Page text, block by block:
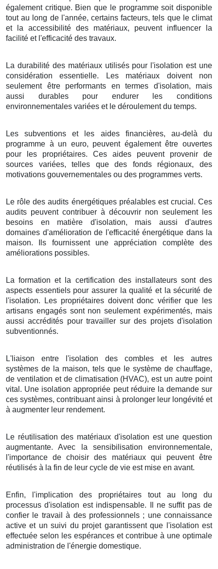
également critique. Bien que le programme soit disponible
tout au long de l'année, certains facteurs, tels que le climat
et la accessibilité des matériaux, peuvent influencer la
facilité et l'efficacité des travaux.
La durabilité des matériaux utilisés pour l'isolation est une
considération essentielle. Les matériaux doivent non
seulement être performants en termes d'isolation, mais
aussi durables pour endurer les conditions
environnementales variées et le déroulement du temps.
Les subventions et les aides financières, au-delà du
programme à un euro, peuvent également être ouvertes
pour les propriétaires. Ces aides peuvent provenir de
sources variées, telles que des fonds régionaux, des
motivations gouvernementales ou des programmes verts.
Le rôle des audits énergétiques préalables est crucial. Ces
audits peuvent contribuer à découvrir non seulement les
besoins en matière d'isolation, mais aussi d'autres
domaines d'amélioration de l'efficacité énergétique dans la
maison. Ils fournissent une appréciation complète des
améliorations possibles.
La formation et la certification des installateurs sont des
aspects essentiels pour assurer la qualité et la sécurité de
l'isolation. Les propriétaires doivent donc vérifier que les
artisans engagés sont non seulement expérimentés, mais
aussi accrédités pour travailler sur des projets d'isolation
subventionnés.
L'liaison entre l'isolation des combles et les autres
systèmes de la maison, tels que le système de chauffage,
de ventilation et de climatisation (HVAC), est un autre point
vital. Une isolation appropriée peut réduire la demande sur
ces systèmes, contribuant ainsi à prolonger leur longévité et
à augmenter leur rendement.
Le réutilisation des matériaux d'isolation est une question
augmentante. Avec la sensibilisation environnementale,
l'importance de choisir des matériaux qui peuvent être
réutilisés à la fin de leur cycle de vie est mise en avant.
Enfin, l'implication des propriétaires tout au long du
processus d'isolation est indispensable. Il ne suffit pas de
confier le travail à des professionnels ; une connaissance
active et un suivi du projet garantissent que l'isolation est
effectuée selon les espérances et contribue à une optimale
administration de l'énergie domestique.